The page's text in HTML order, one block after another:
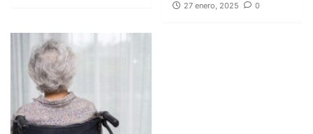
27 enero, 2025
0